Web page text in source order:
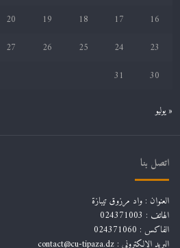
16
17
18
19
20
23
24
25
26
27
30
31
« يوليو
اتصل بنا
العنوان : واد مرزوق تيبازة
الهاتف : 024371003
الفاكس : 024371060
البريد الإلكتروني :contact@cu-tipaza.dz